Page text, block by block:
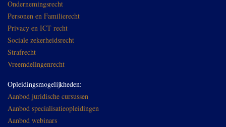
Ondernemingsrecht
Personen en Familierecht
Privacy en ICT recht
Sociale zekerheidsrecht
Strafrecht
Vreemdelingenrecht
Opleidingsmogelijkheden:
Aanbod juridische cursussen
Aanbod specialisatieopleidingen
Aanbod webinars